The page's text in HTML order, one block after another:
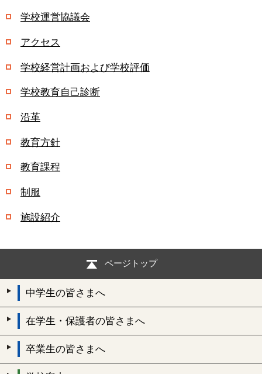
学校運営協議会
アクセス
学校経営計画および学校評価
学校教育自己診断
沿革
教育方針
教育課程
制服
施設紹介
ページトップ
中学生の皆さまへ
在学生・保護者の皆さまへ
卒業生の皆さまへ